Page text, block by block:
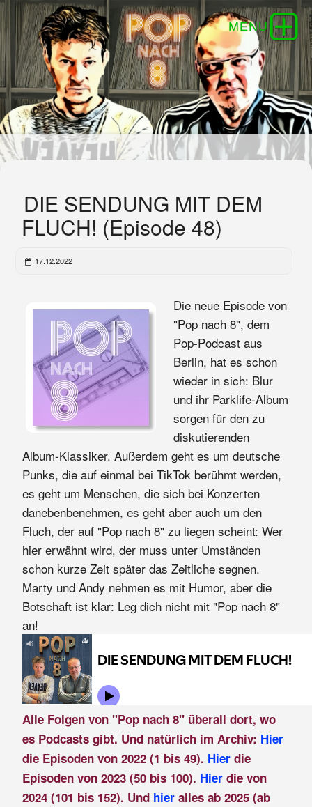
DIE SENDUNG MIT DEM
FLUCH! (Episode 48)
17.12.2022
Die neue Episode von
"Pop nach 8", dem
Pop-Podcast aus
Berlin, hat es schon
wieder in sich: Blur
und ihr Parklife-Album
sorgen für den zu
diskutierenden
Album-Klassiker. Außerdem geht es um deutsche
Punks, die auf einmal bei TikTok berühmt werden,
es geht um Menschen, die sich bei Konzerten
danebenbenehmen, es geht aber auch um den
Fluch, der auf "Pop nach 8" zu liegen scheint: Wer
hier erwähnt wird, der muss unter Umständen
schon kurze Zeit später das Zeitliche segnen.
Marty und Andy nehmen es mit Humor, aber die
Botschaft ist klar: Leg dich nicht mit "Pop nach 8"
an!
Alle Folgen von "Pop nach 8" überall dort, wo
es Podcasts gibt. Und natürlich im Archiv: Hier
die Episoden von 2022 (1 bis 49). Hierdie
Episoden von 2023 (50 bis 100). Hier die von
2024 (101 bis 152). Und hier alles ab 2025 (ab